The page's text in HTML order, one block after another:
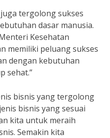
tergolong sukses
dasar manusia.
Kesehatan
memiliki peluang sukses
dengan kebutuhan
sehat.”
bisnis yang tergolong
bisnis yang sesuai
kita untuk meraih
Semakin kita